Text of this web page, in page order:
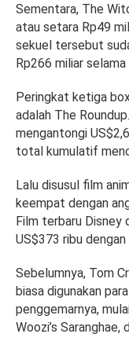
Sementara, The
atau setara Rp49
sekuel tersebut
Rp266 miliar
Peringkat ketiga
adalah The
mengantongi
total kumulatif
Lalu disusul film
keempat dengan
Film terbaru Disney
US$373 ribu
Sebelumnya, Tom
biasa digunakan
penggemarnya,
Woozi’s